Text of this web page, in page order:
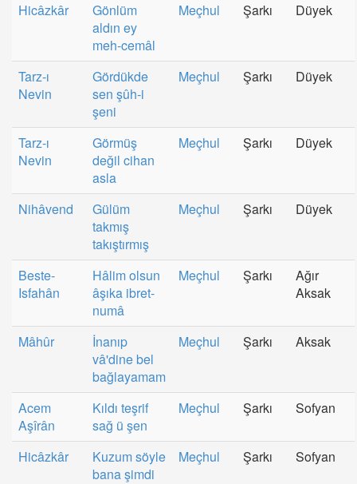
Hicâzkâr
Gönlüm
aldın ey
meh-cemâl
Meçhul Şarkı Düyek
Tarz-ı
Nevin
Gördükde
sen şûh-i
şeni
Meçhul Şarkı Düyek
Tarz-ı
Nevin
Görmüş
değil cihan
asla
Meçhul Şarkı Düyek
Nihâvend
Gülüm
takmış
takıştırmış
Meçhul Şarkı Düyek
Beste-
Isfahân
Hâlim olsun
âşıka ibret-
numâ
Meçhul Şarkı
Ağır
Aksak
Mâhûr
İnanıp
vâ'dine bel
bağlayamam
Meçhul Şarkı Aksak
Acem
Aşîrân
Kıldı teşrif
sağ ü şen
Meçhul Şarkı Sofyan
Hicâzkâr
Kuzum söyle
bana şimdi
Meçhul Şarkı Sofyan